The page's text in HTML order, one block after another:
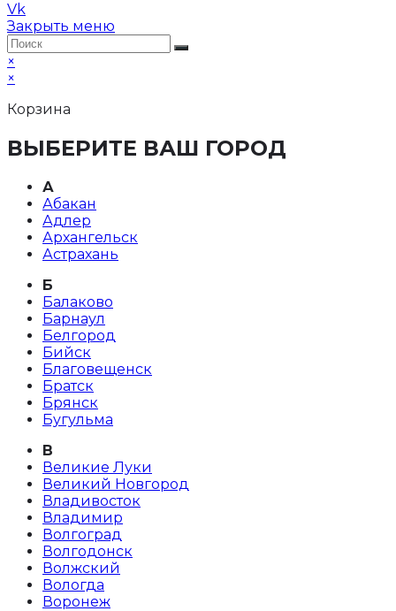
Vk
Закрыть меню
×
×
Корзина
ВЫБЕРИТЕ ВАШ ГОРОД
А
Абакан
Адлер
Архангельск
Астрахань
Б
Балаково
Барнаул
Белгород
Бийск
Благовещенск
Братск
Брянск
Бугульма
В
Великие Луки
Великий Новгород
Владивосток
Владимир
Волгоград
Волгодонск
Волжский
Вологда
Воронеж